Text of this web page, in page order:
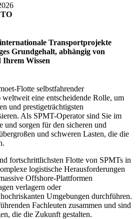
Transportprojekte
Grundgehalt, abhängig von
Wissen
Flotte selbstfahrender
eine entscheidende Rolle, um
und prestigeträchtigsten
Als SPMT-Operator sind Sie im
und sorgen für den sicheren und
und schweren Lasten, die die
fortschrittlichsten Flotte von SPMTs in
logistische Herausforderungen
Offshore-Plattformen
verlagern oder
Umgebungen durchführen.
Fachleuten zusammen und sind
die die Zukunft gestalten.